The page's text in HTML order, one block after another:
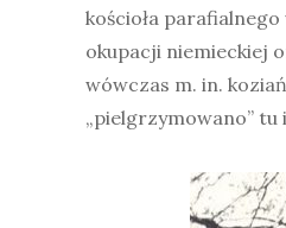
kościoła
okupacji niemieckiej
wówczas m. in.
„pielgrzymowano”